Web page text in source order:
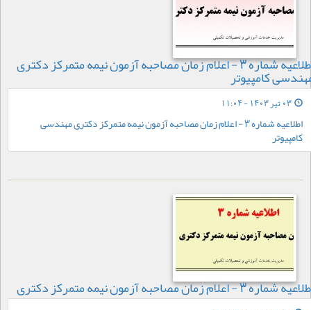
اطلاعیه شماره 3 - اعلام زمان مصاحبه آزمون نیمه متمرکز دکتری
کامپیوتر
اطلاعیه شماره 3 - اعلام زمان مصاحبه آزمون نیمه متمرکز دکتری مهندسی
کامپیوتر
شماره 3 - اعلام زمان مصاحبه آزمون نیمه متمرکز دکتری